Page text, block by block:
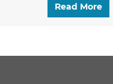
Read More